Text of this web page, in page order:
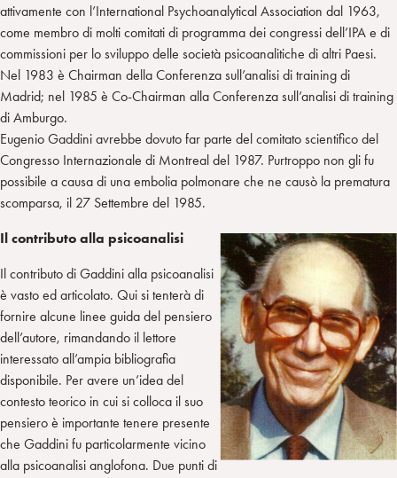
attivamente con l’International Psychoanalytical Association dal 1963,
come membro di molti comitati di programma dei congressi dell’IPA e di
commissioni per lo sviluppo delle società psicoanalitiche di altri Paesi.
Nel 1983 è Chairman della Conferenza sull’analisi di training di
Madrid; nel 1985 è Co-Chairman alla Conferenza sull’analisi di training
di Amburgo.
Eugenio Gaddini avrebbe dovuto far parte del comitato scientifico del
Congresso Internazionale di Montreal del 1987. Purtroppo non gli fu
possibile a causa di una embolia polmonare che ne causò la prematura
scomparsa, il 27 Settembre del 1985.
Il contributo alla psicoanalisi
Il contributo di Gaddini alla psicoanalisi
è vasto ed articolato. Qui si tenterà di
fornire alcune linee guida del pensiero
dell’autore, rimandando il lettore
interessato all’ampia bibliografia
disponibile. Per avere un’idea del
contesto teorico in cui si colloca il suo
pensiero è importante tenere presente
che Gaddini fu particolarmente vicino
alla psicoanalisi anglofona. Due punti di